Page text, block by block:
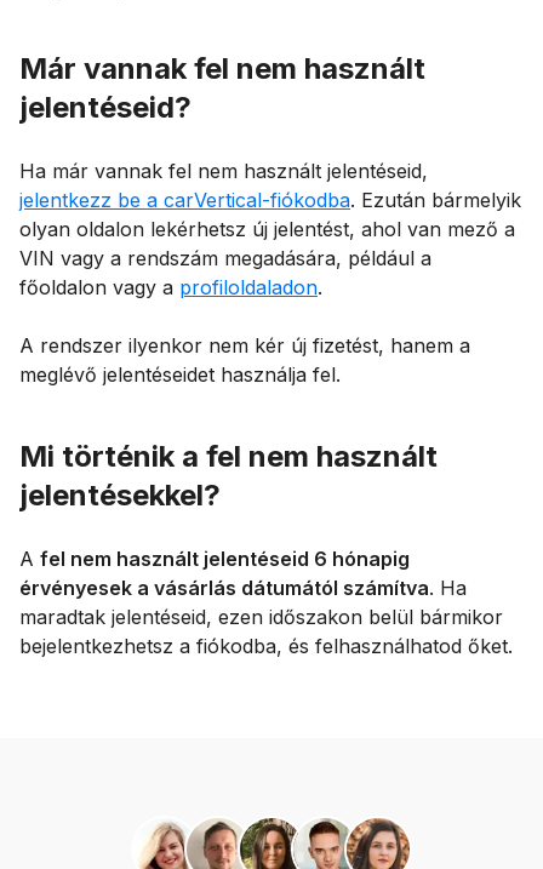
Már vannak fel nem használt
jelentéseid?
Ha már vannak fel nem használt jelentéseid,
jelentkezz be a carVertical-fiókodba. Ezután bármelyik
olyan oldalon lekérhetsz új jelentést, ahol van mező a
VIN vagy a rendszám megadására, például a
főoldalon vagy a profiloldaladon.
A rendszer ilyenkor nem kér új fizetést, hanem a
meglévő jelentéseidet használja fel.
Mi történik a fel nem használt
jelentésekkel?
A fel nem használt jelentéseid 6 hónapig
érvényesek a vásárlás dátumától számítva. Ha
maradtak jelentéseid, ezen időszakon belül bármikor
bejelentkezhetsz a fiókodba, és felhasználhatod őket.